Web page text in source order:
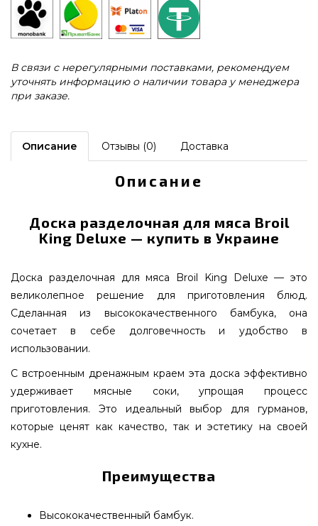
В связи с нерегулярными поставками, рекомендуем
уточнять информацию о наличии товара у менеджера
при заказе.
Описание Отзывы (0) Доставка
Описание
Доcка разделочная для мяса Broil
King Deluxe — купить в Украине
Доcка разделочная для мяса Broil King Deluxe — это
великолепное решение для приготовления блюд.
Сделанная из высококачественного бамбука, она
сочетает в себе долговечность и удобство в
использовании.
С встроенным дренажным краем эта доска эффективно
удерживает мясные соки, упрощая процесс
приготовления. Это идеальный выбор для гурманов,
которые ценят как качество, так и эстетику на своей
кухне.
Преимущества
Высококачественный бамбук.